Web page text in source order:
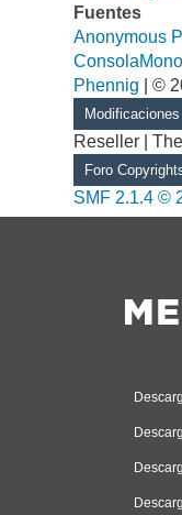
Fuentes
Anonymous
ConsolaMono
Phennig | ©
Modificaciones
Reseller |
Foro
SMF 2.1.4 ©